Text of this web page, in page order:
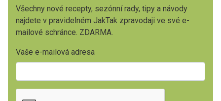
Všechny nové recepty, sezónní rady, tipy a návody
najdete v pravidelném JakTak zpravodaji ve své e-
mailové schránce. ZDARMA.
Vaše e-mailová adresa